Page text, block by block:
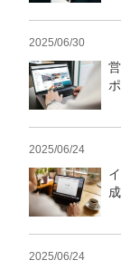
2025/06/30
2025/06/24
2025/06/24